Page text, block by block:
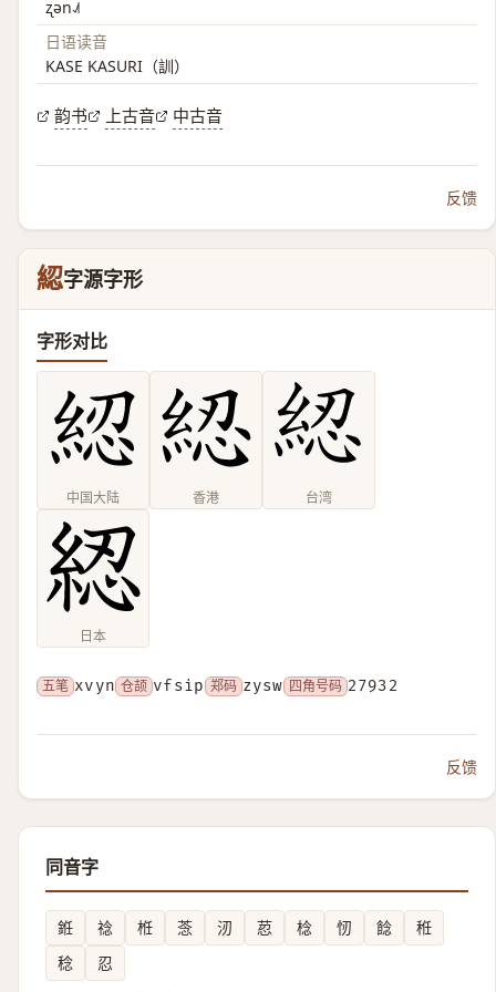
ʐən˨˩˦
日语读音
KASE KASURI（訓）
韵书 上古音 中古音
反馈
綛字源字形
字形对比
中国大陆 香港 台湾
日本
五笔 xvyn 仓颉 vfsip 郑码 zysw 四角号码 27932
反馈
同音字
銋 䄒 栣 菍 㲽 荵 棯 㣼 䭃
秹
稔
忍